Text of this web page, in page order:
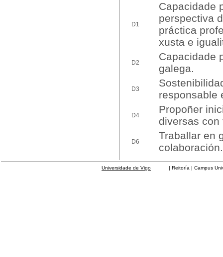
D1
Capacidade
perspectiva
práctica
xusta e
D2
Capacidade
galega.
D3
responsable
D4
Propoñer
diversas
D6
Traballar en
colaboración.
Universidade de Vigo | Reitoría | Campus